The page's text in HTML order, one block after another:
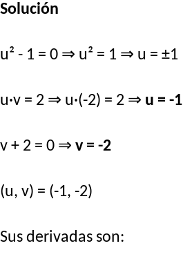
Solución
u² - 1 = 0 ⇒ u² = 1 ⇒ u = ±1
u·v = 2 ⇒ u·(-2) = 2 ⇒ u = -1
v + 2 = 0 ⇒ v = -2
(u, v) = (-1, -2)
Sus derivadas son: